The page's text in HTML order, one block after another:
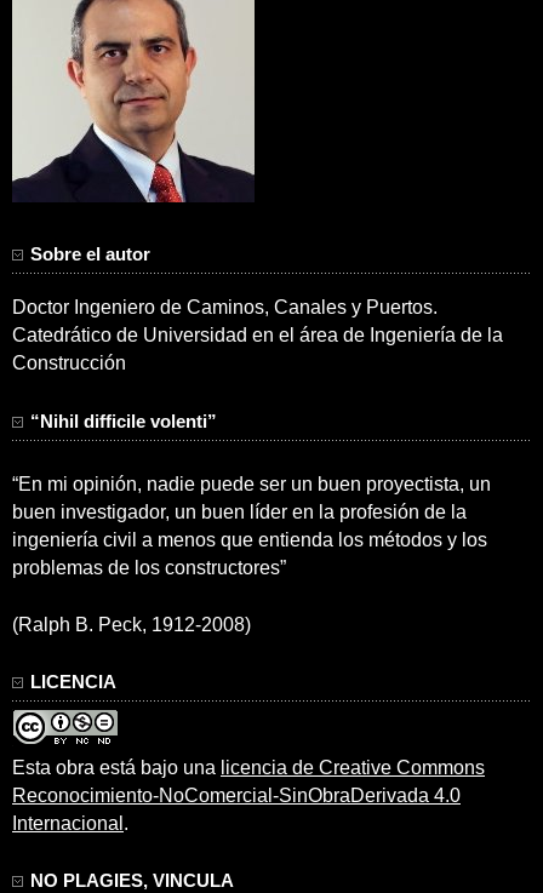
Sobre el autor
Doctor Ingeniero de Caminos, Canales y Puertos.
Catedrático de Universidad en el área de Ingeniería de la
Construcción
“Nihil difficile volenti”
“En mi opinión, nadie puede ser un buen proyectista, un
buen investigador, un buen líder en la profesión de la
ingeniería civil a menos que entienda los métodos y los
problemas de los constructores”
(Ralph B. Peck, 1912-2008)
LICENCIA
Esta obra está bajo una licencia de Creative Commons
Reconocimiento-NoComercial-SinObraDerivada 4.0
Internacional .
NO PLAGIES, VINCULA